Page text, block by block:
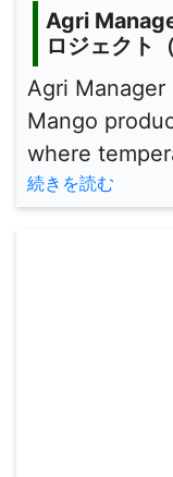
Agri
ロジェクト
Agri Manager
Mango
where
続きを読む